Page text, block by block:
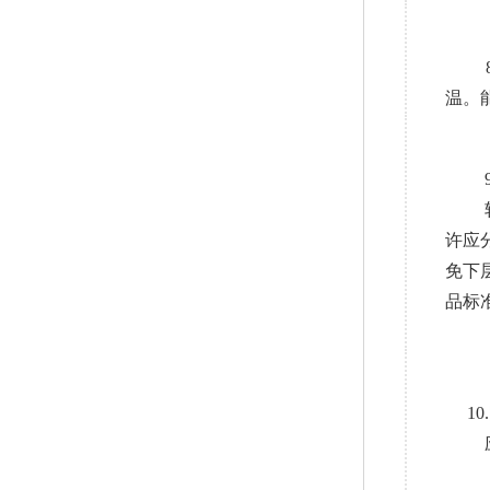
8.
温。
9.
软
许应
免下
品标
10.
应